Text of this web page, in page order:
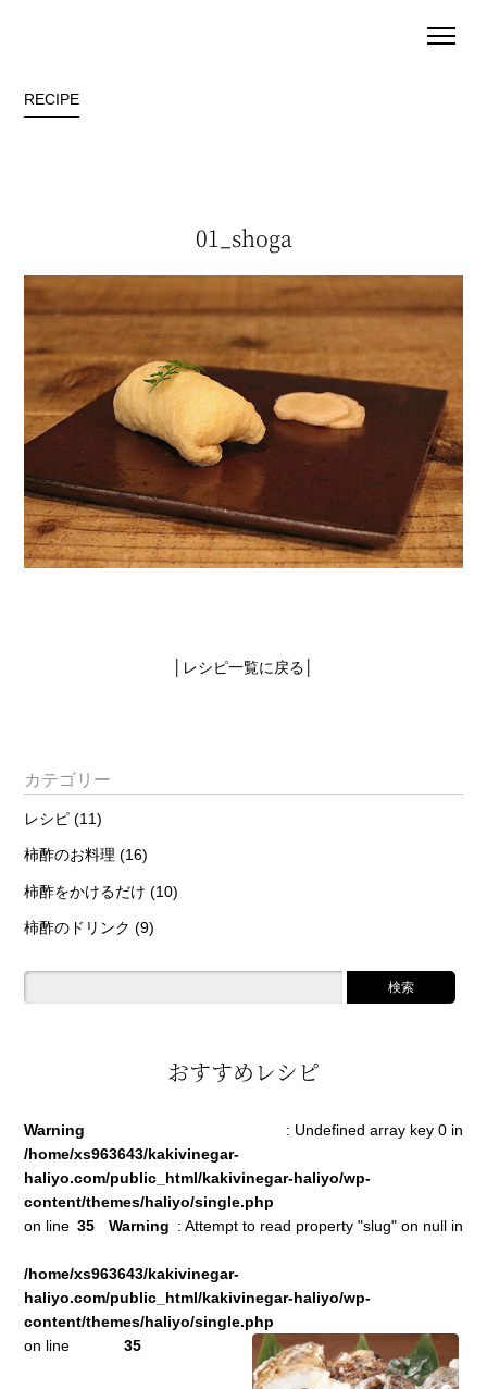
RECIPE
01_shoga
レシピ一覧に戻る
カテゴリー
レシピ (11)
柿酢のお料理 (16)
柿酢をかけるだけ (10)
柿酢のドリンク (9)
おすすめレシピ
Warning
: Undefined array key 0 in
/home/xs963643/kakivinegar-
haliyo.com/public_html/kakivinegar-haliyo/wp-
content/themes/haliyo/single.php
on line 35 Warning : Attempt to read property "slug" on null in
/home/xs963643/kakivinegar-
haliyo.com/public_html/kakivinegar-haliyo/wp-
content/themes/haliyo/single.php
on line
35